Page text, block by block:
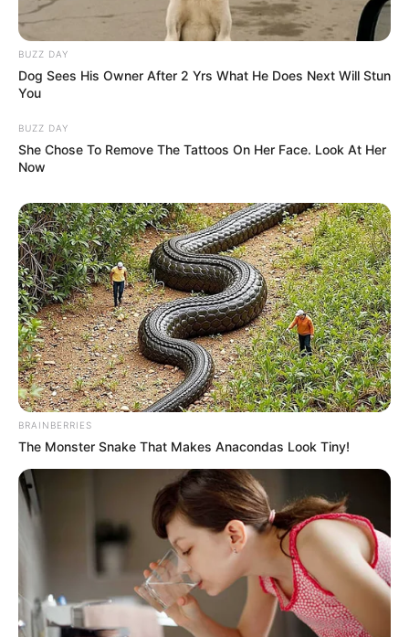
BUZZ DAY
Dog Sees His Owner After 2 Yrs What He Does Next Will Stun
You
BUZZ DAY
She Chose To Remove The Tattoos On Her Face. Look At Her
Now
BRAINBERRIES
The Monster Snake That Makes Anacondas Look Tiny!